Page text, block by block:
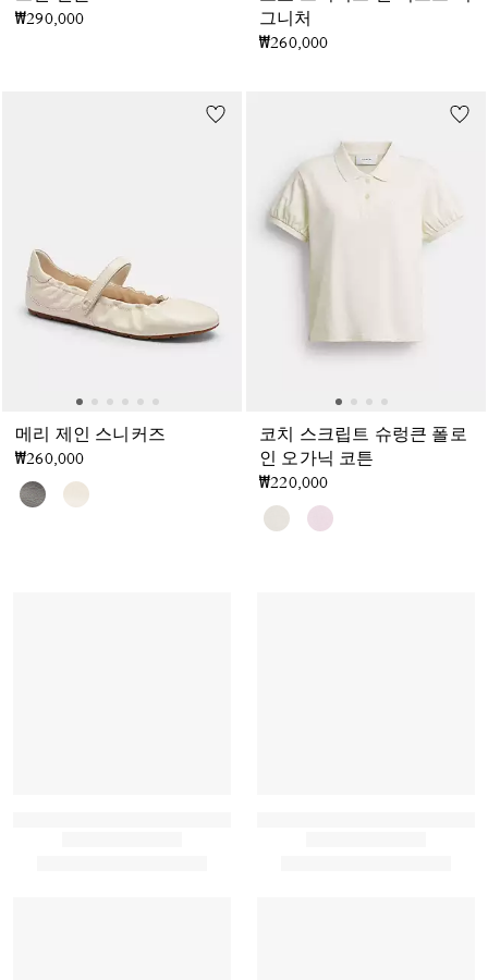
₩290,000
그니처
₩260,000
메리 제인 스니커즈
₩260,000
코치 스크립트 슈렁큰 폴로
인 오가닉 코튼
₩220,000